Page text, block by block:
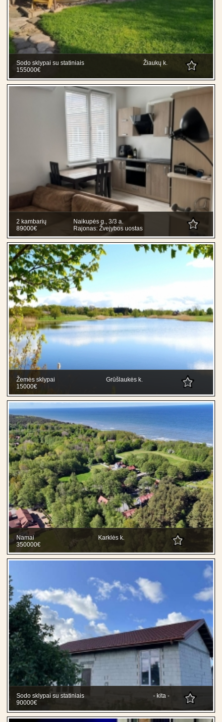
Sodo sklypai su statiniais
Žiaukų k.
155000€
2 kambarių
Naikupės g., 3/3 a.
89000€
Rajonas: Žvejybos uostas
Žemės sklypai
Grūšlaukės k.
15000€
Namai
Karklės k.
350000€
Sodo sklypai su statiniais
- kita -
90000€